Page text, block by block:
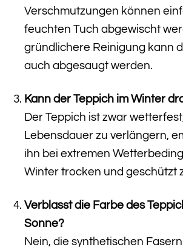
Verschmutzungen können
feuchten Tuch abgewischt
gründlichere Reinigung kann
auch abgesaugt werden.
Kann der Teppich im Winter
Der Teppich ist zwar
Lebensdauer zu verlängern,
ihn bei extremen
Winter trocken und geschützt
Verblasst die Farbe des
Sonne?
Nein, die synthetischen